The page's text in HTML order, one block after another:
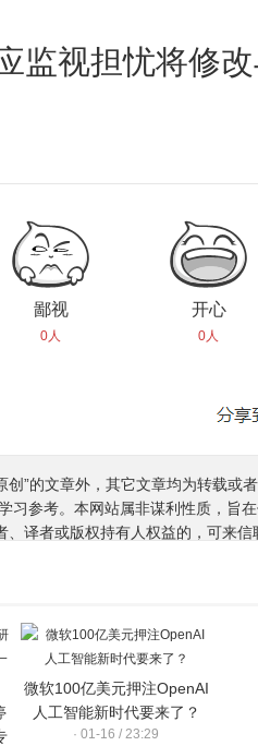
监视担忧将修
鄙视
0人
开心
0人
创”的文章外，其它文章均为转载
习参考。本网站属非谋利性质，旨
、译者或版权持有人权益的，可来
微软100亿美元押注OpenAI
人工智能新时代要来了？
· 01-16 / 23:29